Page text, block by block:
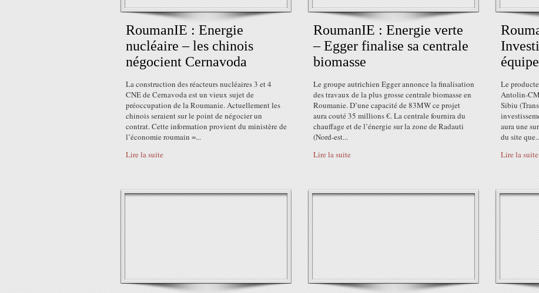
RoumanIE : Energie
nucléaire – les chinois
négocient Cernavoda
La construction des réacteurs nucléaires 3 et 4
CNE de Cernavoda est un vieux sujet de
préoccupation de la Roumanie. Actuellement les
chinois seraient sur le point de négocier un
contrat. Cette information provient du ministère de
l’économie roumain =...
Lire la suite
RoumanIE : Energie verte
– Egger finalise sa centrale
biomasse
Le groupe autrichien Egger annonce la finalisation
des travaux de la plus grosse centrale biomasse en
Roumanie. D’une capacité de 83MW ce projet
aura couté 35 millions €. La centrale fournira du
chauffage et de l’énergie sur la zone de Radauti
(Nord-est...
Lire la suite
Le
Antolin-
Sibiu
aura une
du site
Lire la suite